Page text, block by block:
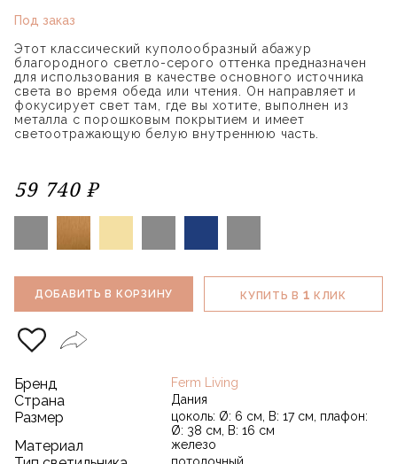
Под заказ
Этот классический куполообразный абажур
благородного светло-серого оттенка предназначен
для использования в качестве основного источника
света во время обеда или чтения. Он направляет и
фокусирует свет там, где вы хотите, выполнен из
металла с порошковым покрытием и имеет
светоотражающую белую внутреннюю часть.
59 740 ₽
ДОБАВИТЬ В КОРЗИНУ КУПИТЬ В 1 КЛИК
Бренд Ferm Living
Страна Дания
Размер
цоколь: Ø: 6 см, В: 17 см, плафон:
Ø: 38 см, В: 16 см
Материал железо
потолочный